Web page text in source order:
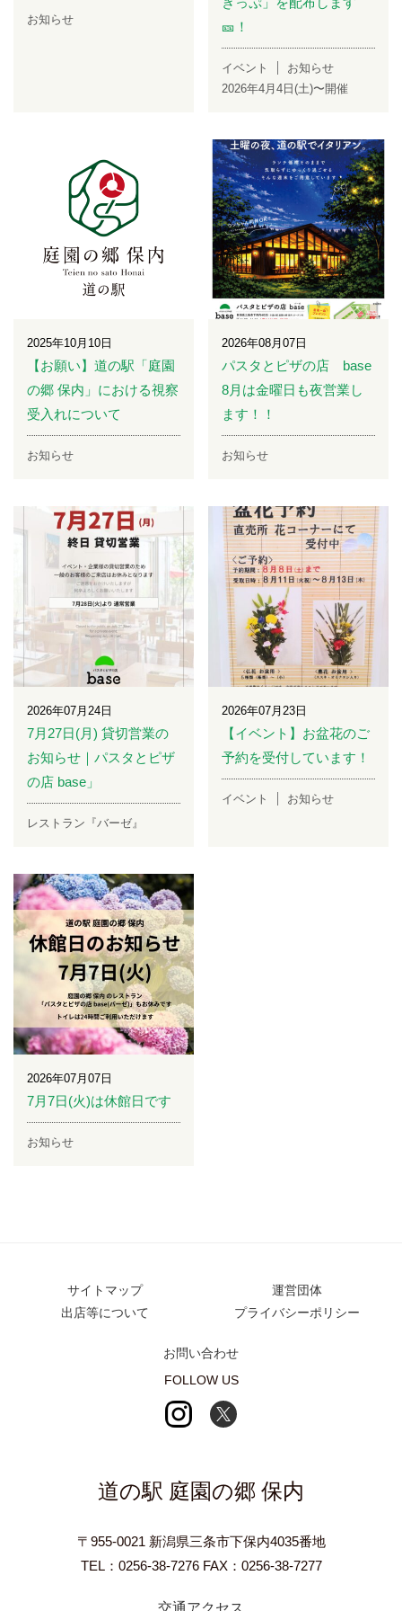
お知らせ
🎫！
イベント
お知らせ
2026年4月4日(土)〜開催
2025年10月10日
【お願い】道の駅「庭園
の郷 保内」における視察
受入れについて
お知らせ
2026年08月07日
パスタとピザの店 base
8月は金曜日も夜営業し
ます！！
お知らせ
2026年07月24日
7月27日(月) 貸切営業の
お知らせ｜パスタとピザ
の店 base」
レストラン『バーゼ』
2026年07月23日
【イベント】お盆花のご
予約を受付しています！
イベント お知らせ
2026年07月07日
7月7日(火)は休館日です
お知らせ
サイトマップ
運営団体
出店等について
プライバシーポリシー
お問い合わせ
FOLLOW US
道の駅 庭園の郷 保内
〒955-0021 新潟県三条市下保内4035番地
TEL：0256-38-7276 FAX：0256-38-7277
交通アクセス